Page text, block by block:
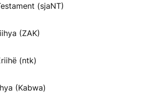
(sjaNT)
(ZAK)
(ntk)
(Kabwa)